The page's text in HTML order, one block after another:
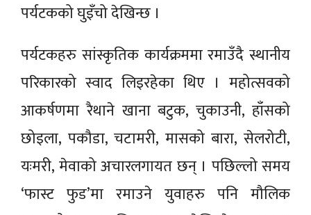
पर्यटकको घुइँचो देखिन्छ ।
पर्यटकहरु सांस्कृतिक कार्यक्रममा रमाउँदै स्थानीय
परिकारको स्वाद लिइरहेका थिए । महोत्सवको
आकर्षणमा रैथाने खाना बटुक, चुकाउनी, हाँसको
छोइला, पकौडा, चटामरी, मासको बारा, सेलरोटी,
यःमरी, मेवाको अचारलगायत छन् । पछिल्लो समय
‘फास्ट फुड’मा रमाउने युवाहरु पनि मौलिक